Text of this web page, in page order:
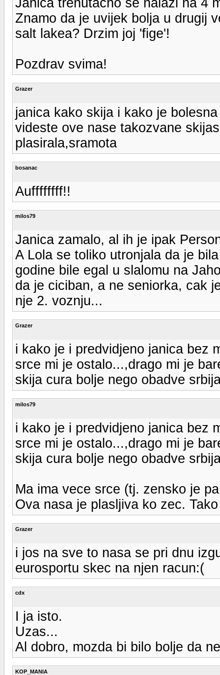
Znamo da je uvijek bolja u drugij
salt lakea? Drzim joj 'fige'!
Pozdrav svima!
Grazer
janica kako skija i kako je
videste ove nase takozvane
plasirala,sramota
bosanac
Auffffffff!!
milos79
Janica zamalo, al ih je ipak
A Lola se toliko utronjala da je
godine bile egal u slalomu na
da je ciciban, a ne seniorka, cak
nje 2. voznju...
Grazer
i kako je i predvidjeno janica bez
srce mi je ostalo...,drago mi je
skija cura bolje nego obadve
milos79
i kako je i predvidjeno janica bez
srce mi je ostalo...,drago mi je
skija cura bolje nego obadve
Ma ima vece srce (tj. zensko je
Ova nasa je plasljiva ko zec.
Grazer
i jos na sve to nasa se pri dnu
eurosportu skec na njen racun:(
cdx
I ja isto.
Uzas...
Al dobro, mozda bi bilo bolje da
KOP_MANIA